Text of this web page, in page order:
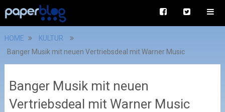
HOME
KULTUR
Banger Musik mit neuen Vertriebsdeal mit Warner Music
Banger Musik mit neuen
Vertriebsdeal mit Warner Music